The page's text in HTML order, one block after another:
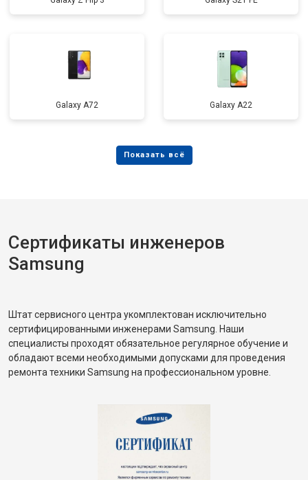
Galaxy A72 Galaxy А22
Сертификаты инженеров
Samsung
Штат сервисного центра укомплектован исключительно
сертифицированными инженерами Samsung. Наши
специалисты проходят обязательное регулярное обучение и
обладают всеми необходимыми допусками для проведения
ремонта техники Samsung на профессиональном уровне.